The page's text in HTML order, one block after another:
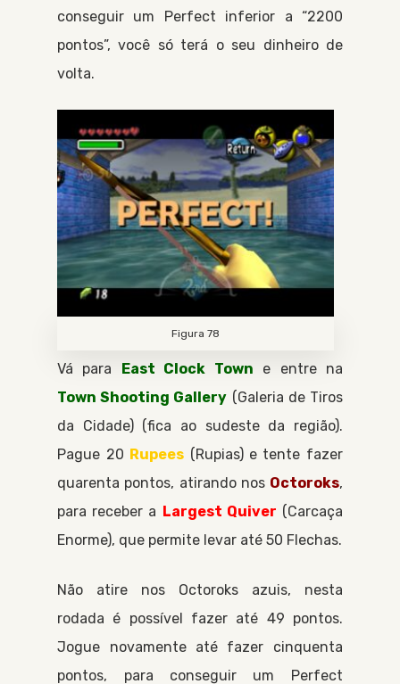
conseguir um Perfect inferior a “2200
pontos”, você só terá o seu dinheiro de
volta.
Figura 78
Vá para East Clock Town e entre na
Town Shooting Gallery
Galeria de Tiros
da Cidade (fica ao sudeste da região).
Pague 20 Rupees Rupias e tente fazer
quarenta pontos, atirando nos Octoroks,
para receber a Largest Quiver
Carcaça
Enorme , que permite levar até 50 Flechas.
Não atire nos Octoroks azuis, nesta
rodada é possível fazer até 49 pontos.
Jogue novamente até fazer cinquenta
pontos, para conseguir um Perfect